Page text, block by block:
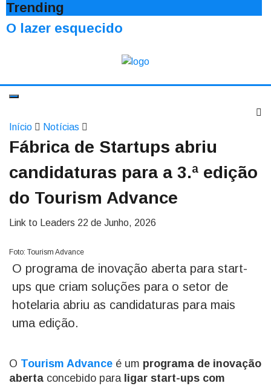
Trending
O lazer esquecido
Início Notícias
Fábrica de Startups abriu
candidaturas para a 3.ª edição
do Tourism Advance
Link to Leaders 22 de Junho, 2026
Foto: Tourism Advance
O programa de inovação aberta para start-
ups que criam soluções para o setor de
hotelaria abriu as candidaturas para mais
uma edição.
O Tourism Advance é um programa de inovação
aberta concebido para ligar start-ups com